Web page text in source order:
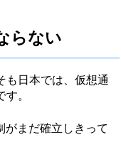
らない
も日本では、仮想通
。
がまだ確立しきって